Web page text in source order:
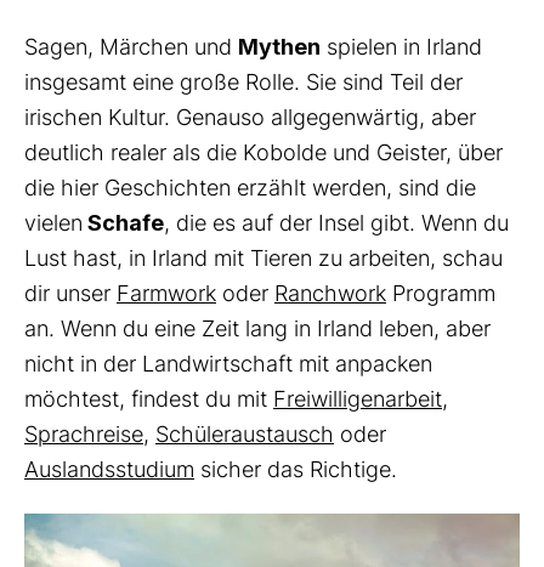
Sagen, Märchen und Mythen spielen in Irland
insgesamt eine große Rolle. Sie sind Teil der
irischen Kultur. Genauso allgegenwärtig, aber
deutlich realer als die Kobolde und Geister, über
die hier Geschichten erzählt werden, sind die
vielen Schafe, die es auf der Insel gibt. Wenn du
Lust hast, in Irland mit Tieren zu arbeiten, schau
dir unser Farmwork oder Ranchwork Programm
an. Wenn du eine Zeit lang in Irland leben, aber
nicht in der Landwirtschaft mit anpacken
möchtest, findest du mit Freiwilligenarbeit,
Sprachreise, Schüleraustausch oder
Auslandsstudium sicher das Richtige.